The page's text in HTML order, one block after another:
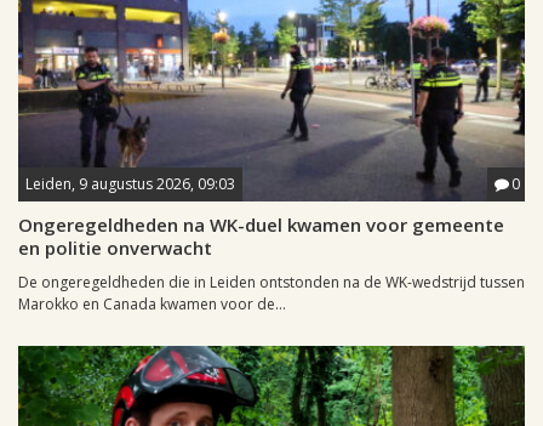
Leiden, 9 augustus 2026, 09:03 0
Ongeregeldheden na WK-duel kwamen voor gemeente
en politie onverwacht
De ongeregeldheden die in Leiden ontstonden na de WK-wedstrijd tussen
Marokko en Canada kwamen voor de...